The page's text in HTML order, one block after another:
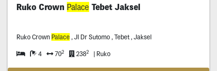
Ruko Crown Palace Tebet Jaksel
Ruko Crown Palace, Jl Dr Sutomo , Tebet , Jaksel
4 702 2382 | Ruko